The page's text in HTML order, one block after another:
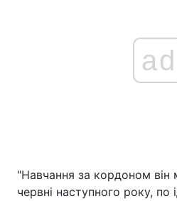
ad
"Навчання за кордоном
червні наступного року, по